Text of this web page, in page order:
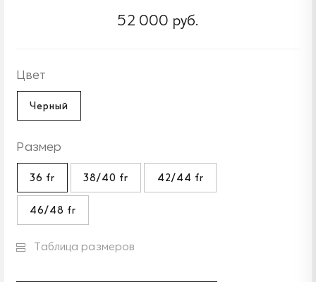
52 000 руб.
Цвет
Черный
Размер
36 fr 38/40 fr 42/44 fr
46/48 fr
Таблица размеров